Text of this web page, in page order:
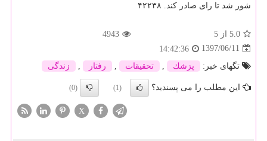
شور شد تا رای صادر كند. ۴۲۲۳۸
5.0 از 5
4943
1397/06/11
14:42:36
تگهای خبر:
پزشك تحقیقات رفتار زندگی
این مطلب را می پسندید؟ (1)
(0)
X